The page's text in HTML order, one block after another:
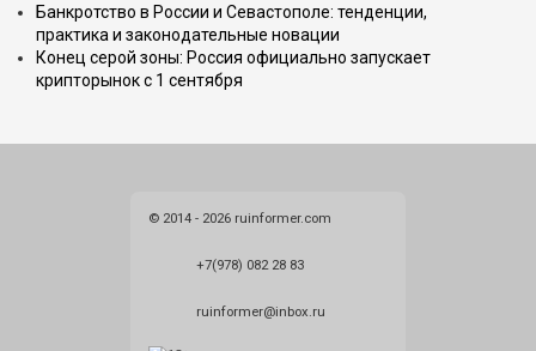
Банкротство в России и Севастополе: тенденции,
практика и законодательные новации
Конец серой зоны: Россия официально запускает
крипторынок с 1 сентября
© 2014 - 2026 ruinformer.com
+7(978) 082 28 83
ruinformer@inbox.ru